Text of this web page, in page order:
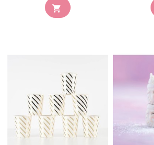

favorite_border